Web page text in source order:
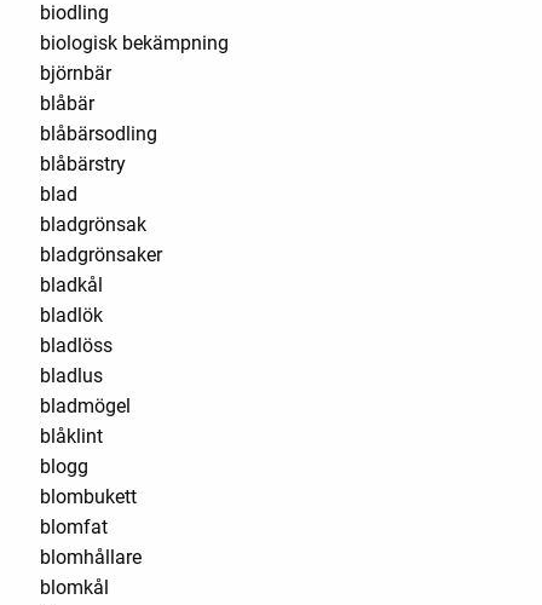
biodling
biologisk bekämpning
björnbär
blåbär
blåbärsodling
blåbärstry
blad
bladgrönsak
bladgrönsaker
bladkål
bladlök
bladlöss
bladlus
bladmögel
blåklint
blogg
blombukett
blomfat
blomhållare
blomkål